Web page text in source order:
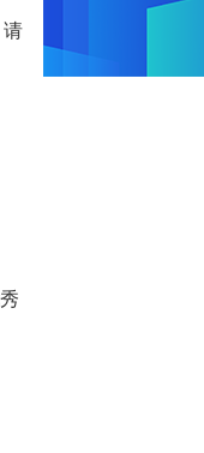
请